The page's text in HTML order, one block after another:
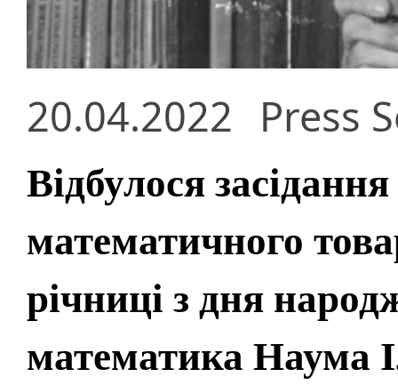
20.04.2022 Press
Відбулося
математичного
річниці з дня
математика Наума